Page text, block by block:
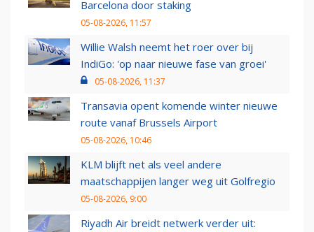
Barcelona door staking
05-08-2026, 11:57
Willie Walsh neemt het roer over bij
IndiGo: 'op naar nieuwe fase van groei'
05-08-2026, 11:37
Transavia opent komende winter nieuwe
route vanaf Brussels Airport
05-08-2026, 10:46
KLM blijft net als veel andere
maatschappijen langer weg uit Golfregio
05-08-2026, 9:00
Riyadh Air breidt netwerk verder uit: